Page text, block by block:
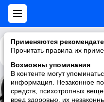
Применяются
Прочитать правила их
Возможны упоминания
В контенте могут
информация. Незаконное
средств, психотропных
вред здоровью, их
Каталог
Sylvain